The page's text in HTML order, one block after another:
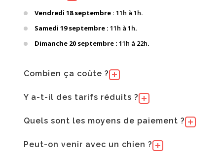
Vendredi 18 septembre : 11h à 1h.
Samedi 19 septembre : 11h à 1h.
Dimanche 20 septembre : 11h à 22h.
Combien ça coûte ?
Y a-t-il des tarifs réduits ?
Quels sont les moyens de paiement ?
Peut-on venir avec un chien ?